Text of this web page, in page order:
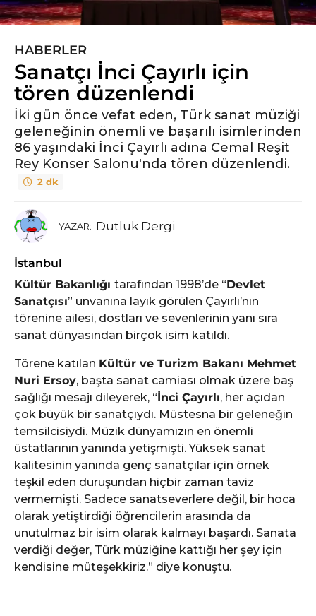
5
y
ı
l
ö
n
c
e
ı
l
ö
n
c
e
HABERLER
Sanatçı İnci Çayırlı için
tören düzenlendi
İki gün önce vefat eden, Türk sanat müziği
geleneğinin önemli ve başarılı isimlerinden
86 yaşındaki İnci Çayırlı adına Cemal Reşit
Rey Konser Salonu'nda tören düzenlendi.
2 dk
YAZAR: Dutluk Dergi
İstanbul
Kültür Bakanlığı tarafından 1998’de “Devlet
Sanatçısı” unvanına layık görülen Çayırlı’nın
törenine ailesi, dostları ve sevenlerinin yanı sıra
sanat dünyasından birçok isim katıldı.
Törene katılan Kültür ve Turizm Bakanı Mehmet
Nuri Ersoy, başta sanat camiası olmak üzere baş
sağlığı mesajı dileyerek, “İnci Çayırlı, her açıdan
çok büyük bir sanatçıydı. Müstesna bir geleneğin
temsilcisiydi. Müzik dünyamızın en önemli
üstatlarının yanında yetişmişti. Yüksek sanat
kalitesinin yanında genç sanatçılar için örnek
teşkil eden duruşundan hiçbir zaman taviz
vermemişti. Sadece sanatseverlere değil, bir hoca
olarak yetiştirdiği öğrencilerin arasında da
unutulmaz bir isim olarak kalmayı başardı. Sanata
verdiği değer, Türk müziğine kattığı her şey için
kendisine müteşekkiriz.” diye konuştu.